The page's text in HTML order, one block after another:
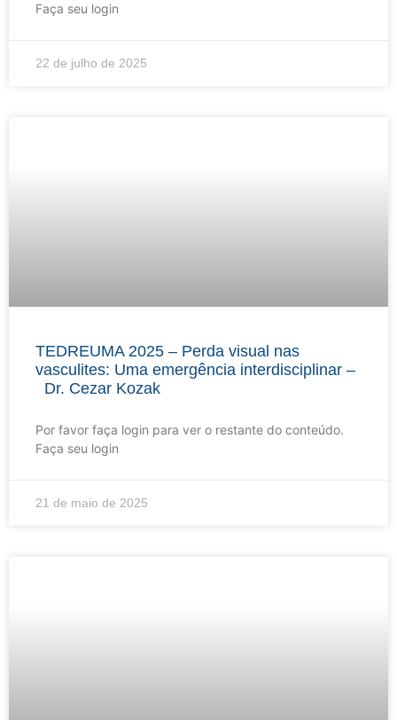
Faça seu login
22 de julho de 2025
TEDREUMA 2025 – Perda visual nas
vasculites: Uma emergência interdisciplinar –
Dr. Cezar Kozak
Por favor faça login para ver o restante do conteúdo.
Faça seu login
21 de maio de 2025